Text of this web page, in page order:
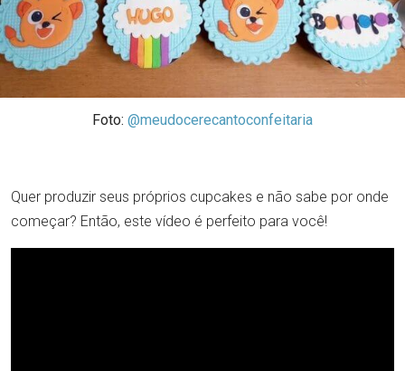
Foto: @meudocerecantoconfeitaria
Quer produzir seus próprios cupcakes e não sabe por onde
começar? Então, este vídeo é perfeito para você!